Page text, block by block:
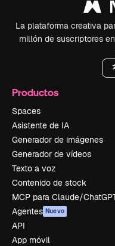
La plataforma creativa
millón de suscriptores
Productos
Spaces
Asistente de IA
Generador de imágenes
Generador de vídeos
Texto a voz
Contenido de stock
MCP para Claude/
Agentes Nuevo
API
App móvil